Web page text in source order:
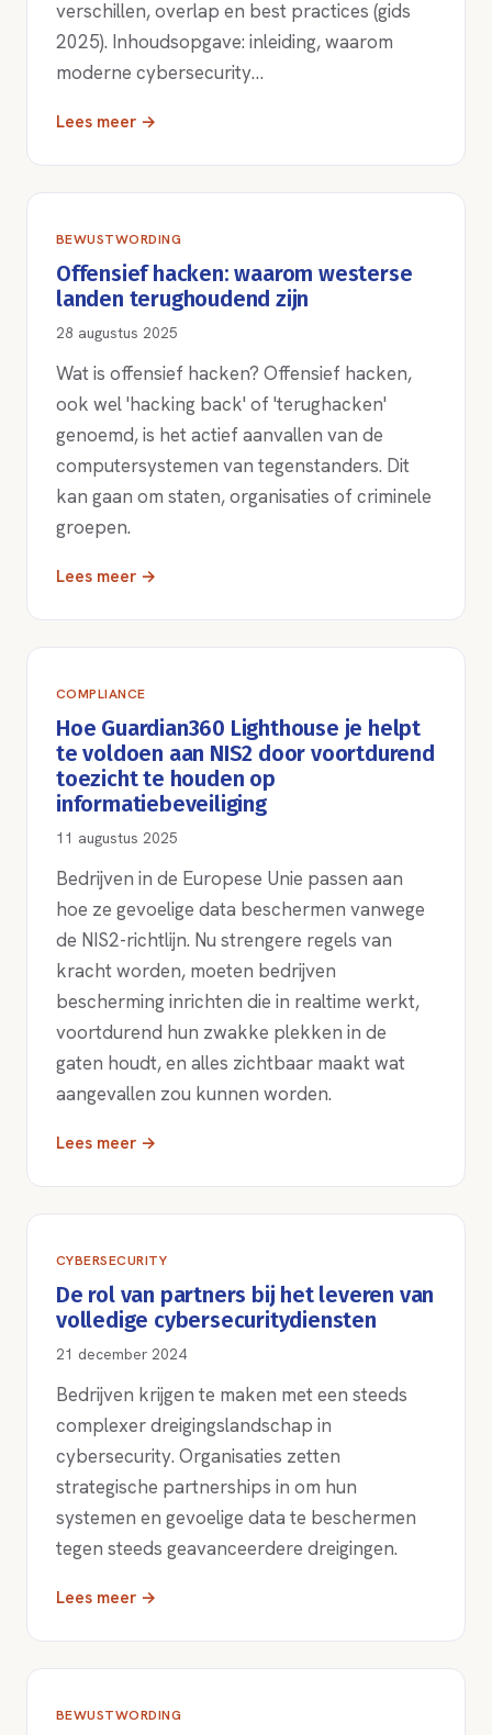
verschillen, overlap en best practices (gids
2025). Inhoudsopgave: inleiding, waarom
moderne cybersecurity…
Lees meer →
BEWUSTWORDING
Offensief hacken: waarom westerse
landen terughoudend zijn
28 augustus 2025
Wat is offensief hacken? Offensief hacken,
ook wel 'hacking back' of 'terughacken'
genoemd, is het actief aanvallen van de
computersystemen van tegenstanders. Dit
kan gaan om staten, organisaties of criminele
groepen.
Lees meer →
COMPLIANCE
Hoe Guardian360 Lighthouse je helpt
te voldoen aan NIS2 door voortdurend
toezicht te houden op
informatiebeveiliging
11 augustus 2025
Bedrijven in de Europese Unie passen aan
hoe ze gevoelige data beschermen vanwege
de NIS2-richtlijn. Nu strengere regels van
kracht worden, moeten bedrijven
bescherming inrichten die in realtime werkt,
voortdurend hun zwakke plekken in de
gaten houdt, en alles zichtbaar maakt wat
aangevallen zou kunnen worden.
Lees meer →
CYBERSECURITY
De rol van partners bij het leveren van
volledige cybersecuritydiensten
21 december 2024
Bedrijven krijgen te maken met een steeds
complexer dreigingslandschap in
cybersecurity. Organisaties zetten
strategische partnerships in om hun
systemen en gevoelige data te beschermen
tegen steeds geavanceerdere dreigingen.
Lees meer →
BEWUSTWORDING